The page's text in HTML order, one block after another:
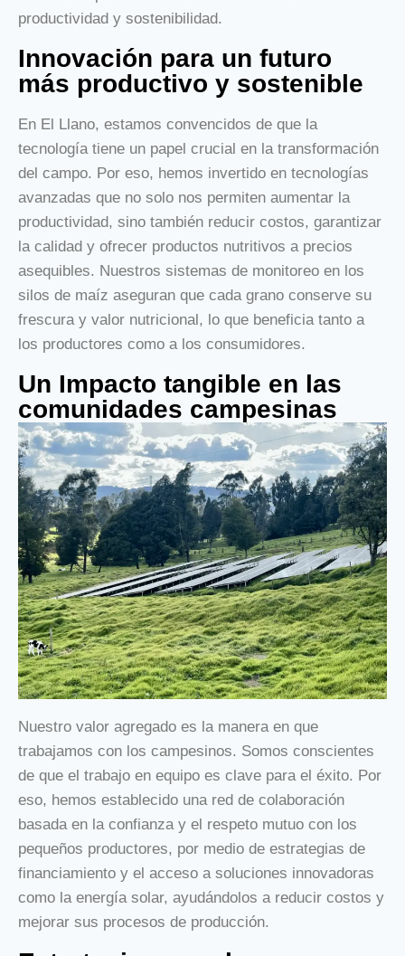
productividad y sostenibilidad.
Innovación para un futuro
más productivo y sostenible
En El Llano, estamos convencidos de que la
tecnología tiene un papel crucial en la transformación
del campo. Por eso, hemos invertido en tecnologías
avanzadas que no solo nos permiten aumentar la
productividad, sino también reducir costos, garantizar
la calidad y ofrecer productos nutritivos a precios
asequibles. Nuestros sistemas de monitoreo en los
silos de maíz aseguran que cada grano conserve su
frescura y valor nutricional, lo que beneficia tanto a
los productores como a los consumidores.
Un Impacto tangible en las
comunidades campesinas
Nuestro valor agregado es la manera en que
trabajamos con los campesinos. Somos conscientes
de que el trabajo en equipo es clave para el éxito. Por
eso, hemos establecido una red de colaboración
basada en la confianza y el respeto mutuo con los
pequeños productores, por medio de estrategias de
financiamiento y el acceso a soluciones innovadoras
como la energía solar, ayudándolos a reducir costos y
mejorar sus procesos de producción.